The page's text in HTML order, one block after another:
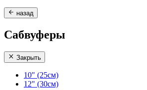
назад
Сабвуферы
Закрыть
10" (25см)
12" (30см)